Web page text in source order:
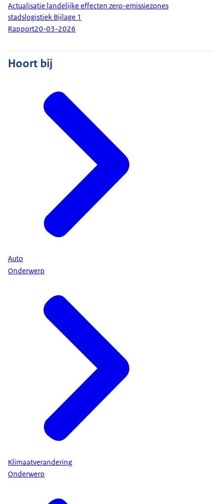
Actualisatie landelijke effecten zero-emissiezones
stadslogistiek Bijlage 1
Rapport20-03-2026
Hoort bij
Auto
Onderwerp
Klimaatverandering
Onderwerp